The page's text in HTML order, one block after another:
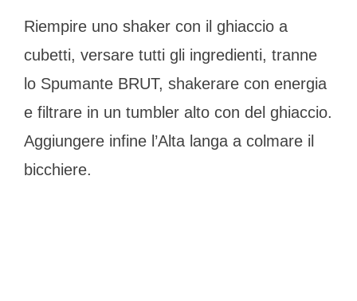
Riempire uno shaker con il ghiaccio a
cubetti, versare tutti gli ingredienti, tranne
lo Spumante BRUT, shakerare con energia
e filtrare in un tumbler alto con del ghiaccio.
Aggiungere infine l’Alta langa a colmare il
bicchiere.